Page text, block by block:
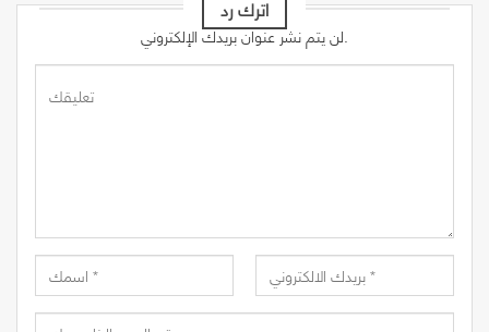
اترك رد
لن يتم نشر عنوان بريدك الإلكتروني.